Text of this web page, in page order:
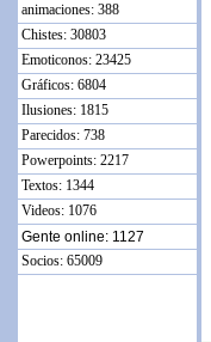
animaciones: 388
Chistes: 30803
Emoticonos: 23425
Gráficos: 6804
Ilusiones: 1815
Parecidos: 738
Powerpoints: 2217
Textos: 1344
Videos: 1076
Gente online: 1127
Socios: 65009